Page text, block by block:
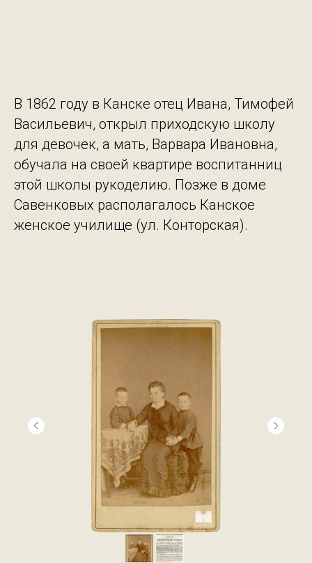
В 1862 году в Канске отец Ивана, Тимофей
Васильевич, открыл приходскую школу
для девочек, а мать, Варвара Ивановна,
обучала на своей квартире воспитанниц
этой школы рукоделию. Позже в доме
Савенковых располагалось Канское
женское училище (ул. Конторская).